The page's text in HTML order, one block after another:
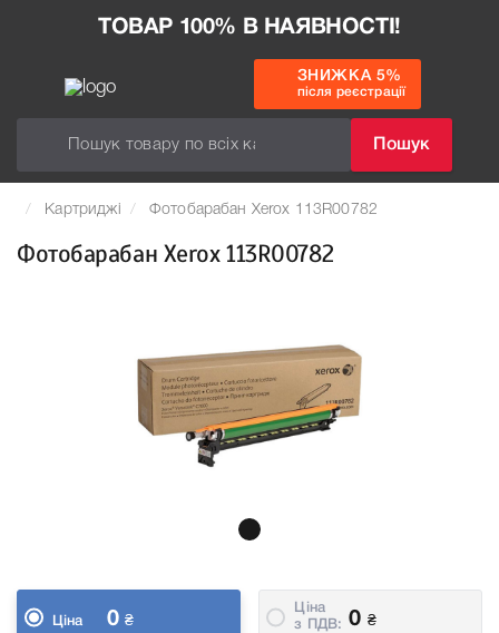
ТОВАР 100% В НАЯВНОСТІ!
Пошук
ЗНИЖКА 5%
після реєстрації
Картриджі Фотобарабан Xerox 113R00782
Фотобарабан Xerox 113R00782
Ціна 0 ₴
Ціна
з ПДВ:
0 ₴